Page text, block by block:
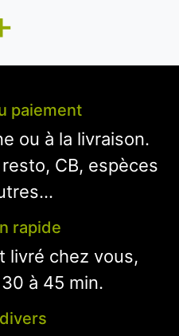
paiement
ou à la livraison.
CB, espèces
rapide
livré chez vous,
à 45 min.